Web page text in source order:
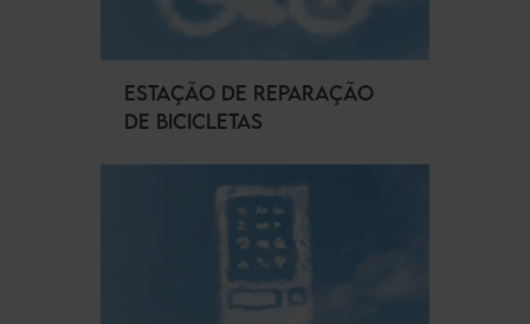
ESTAÇÃO DE REPARAÇÃO
DE BICICLETAS